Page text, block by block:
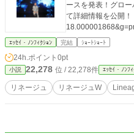
ースを発表！グロ
て詳細情報を公開
ｴｯｾｲ・ﾉﾝﾌｨｸｼｮﾝ 完結 ｼｮｰﾄｼｮｰﾄ
24h.ポイント 0pt
小説 22,278 位 / 22,278件 ｴｯｾｲ・ﾉﾝﾌ
リネージュ リネージュW